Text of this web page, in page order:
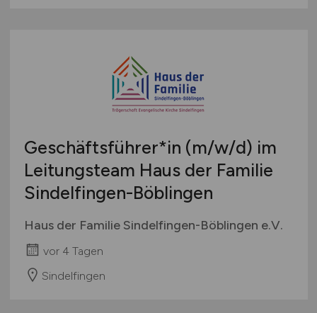
Geschäftsführer*in (m/w/d) im
Leitungsteam Haus der Familie
Sindelfingen-Böblingen
Haus der Familie Sindelfingen-Böblingen e.V.
vor 4 Tagen
Sindelfingen